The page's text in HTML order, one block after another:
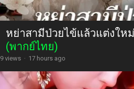
หย่าสามีป่วยไข้แล้วแต่งให
(พากย์ไทย)
9 views · 17 hours ago